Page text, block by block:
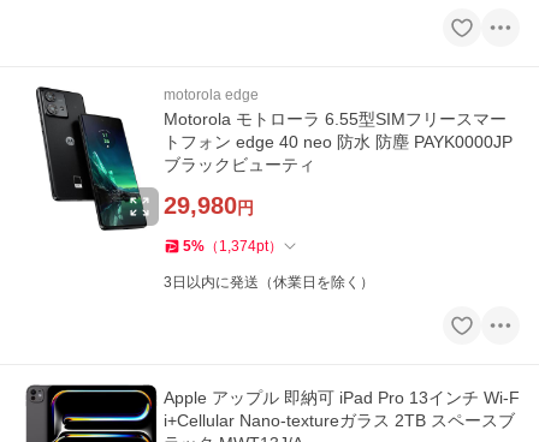
motorola edge
Motorola モトローラ 6.55型SIMフリースマー
トフォン edge 40 neo 防水 防塵 PAYK0000JP
ブラックビューティ
29,980円
5% （ 1,374pt）
3日以内に発送（休業日を除く）
Apple アップル 即納可 iPad Pro 13インチ Wi-F
i+Cellular Nano-textureガラス 2TB スペースブ